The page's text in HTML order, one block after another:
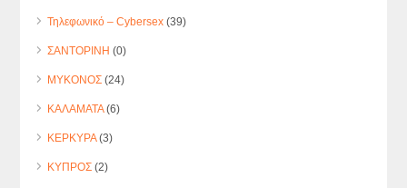
Τηλεφωνικό – Cybersex (39)
ΣΑΝΤΟΡΙΝΗ (0)
ΜΥΚΟΝΟΣ (24)
ΚΑΛΑΜΑΤΑ(6)
ΚΕΡΚΥΡΑ(3)
ΚΥΠΡΟΣ (2)